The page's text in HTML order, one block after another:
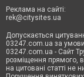
Реклама на сайті:
rek@citysites.ua
Допускається
03247.com.ua за
03247.com.ua - Сайт
розміщення прямого,
на цитовані статті не